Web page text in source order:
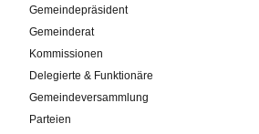
Gemeindepräsident
Gemeinderat
Kommissionen
Delegierte & Funktionäre
Gemeindeversammlung
Parteien